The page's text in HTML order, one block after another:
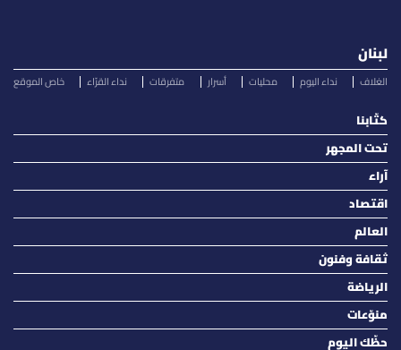
لبنان
الغلاف نداء اليوم محليات أسرار متفرقات نداء القرّاء خاص الموقع
كتّابنا
تحت المجهر
آراء
اقتصاد
العالم
ثقافة وفنون
الرياضة
منوّعات
حظّك اليوم